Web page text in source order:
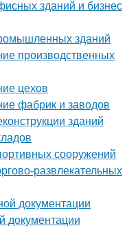
зданий и бизнес
зданий
производственных
цехов
фабрик и заводов
зданий
сооружений
развлекательных
документации
документации